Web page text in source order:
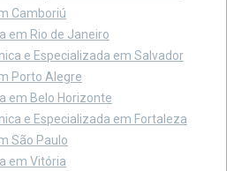
Camboriú
em Rio de Janeiro
e Especializada em Salvador
Porto Alegre
em Belo Horizonte
e Especializada em Fortaleza
São Paulo
em Vitória